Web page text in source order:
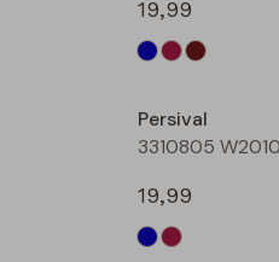
19,99
Persival
19,99